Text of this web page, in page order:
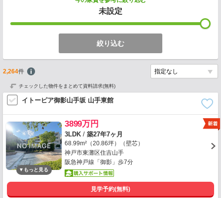
未設定
絞り込む
2,264件
チェックした物件をまとめて資料請求(無料)
イトーピア御影山手坂 山手東館
3899万円
3LDK / 築27年7ヶ月
68.99m²（20.86坪）（壁芯）
神戸市東灘区住吉山手
阪急神戸線「御影」歩7分
見学予約(無料)